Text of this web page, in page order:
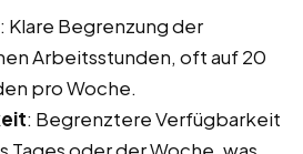
: Klare Begrenzung der
Arbeitsstunden, oft auf 20
pro Woche.
: Begrenztere Verfügbarkeit